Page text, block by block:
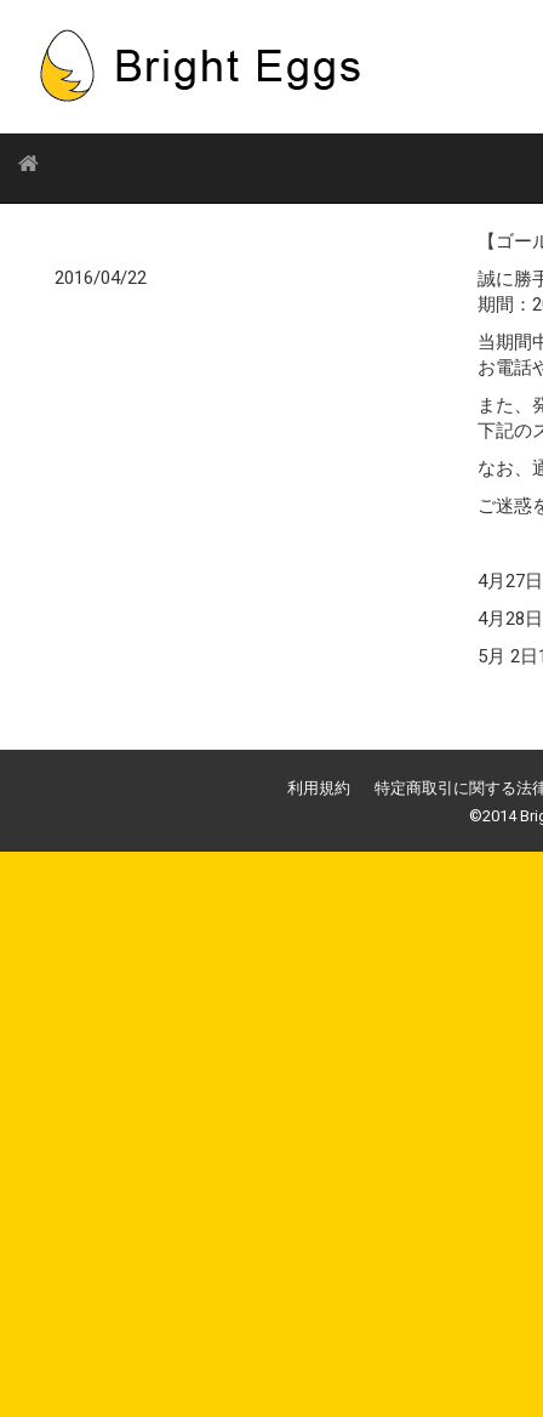
2016/04/22
【ゴ
誠に勝
期間：
当期間
お電話
また、
下記の
なお、
ご迷惑
4月27
4月28
5月 2
利用規約
特定商取引に関する法
©2014